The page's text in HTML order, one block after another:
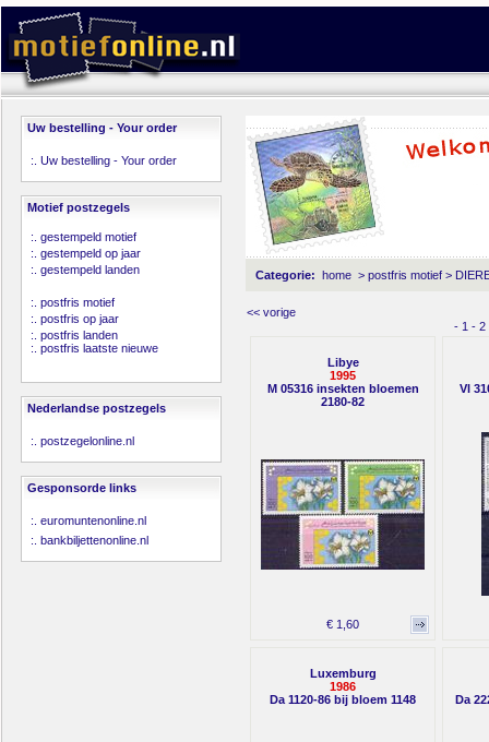
Uw bestelling - Your order
:. Uw bestelling - Your order
Motief postzegels
:. gestempeld motief
:. gestempeld op jaar
:. gestempeld landen
:. postfris motief
:. postfris op jaar
:. postfris landen
:. postfris laatste nieuwe
Nederlandse postzegels
:. postzegelonline.nl
Gesponsorde links
:. euromuntenonline.nl
:. bankbiljettenonline.nl
Categorie: home > postfris motief >
<< vorige
- 1 - 2
Libye
1995
M 05316 insekten bloemen
2180-82
€ 1,60
Vl
Luxemburg
1986
Da 1120-86 bij bloem 1148
Da